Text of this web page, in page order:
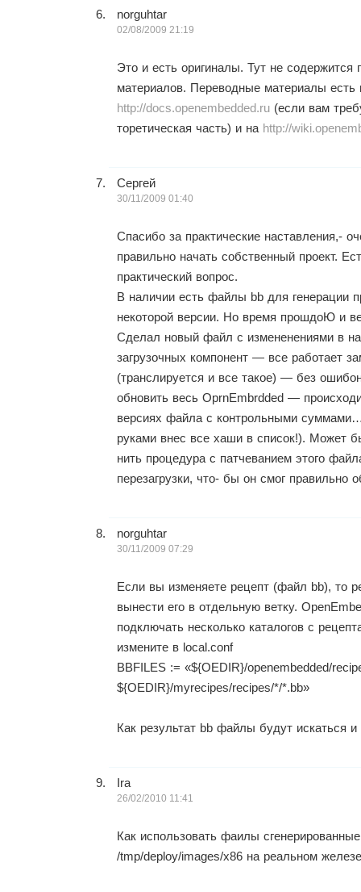
norguhtar
02/08/2009 21:19
Это и есть оригиналы. Тут не содержится
материалов. Переводные материалы есть
http://docs.openembedded.ru (если вам
торетическая часть) и на http://
Сергей
30/11/2009 01:40
Спасибо за практические наставления,-
правильно начать собственный проект.
практический вопрос.
В наличии есть файлы bb для генерации
некоторой версии. Но время прошдоЮ и
Сделал новый файл с измененениями в
загрузочных компонент — все работает
(транслируется и все такое) — без
обновить весь OprnEmbrdded —
версиях файла с контрольными
руками внес все хаши в список!). Может
нить процедура с патчеванием этого
перезагрузки, что- бы он смог правильно
norguhtar
30/11/2009 07:29
Если вы изменяете рецепт (файл bb), то
вынести его в отдельную ветку.
подключать несколько каталогов с
измените в local.conf
BBFILES := «${OEDIR}/openembedded/
${OEDIR}/myrecipes/recipes/*/*.bb»
Как результат bb файлы будут искаться
Ira
26/02/2010 11:41
Как использовать фаилы
/tmp/deploy/images/x86 на реальном